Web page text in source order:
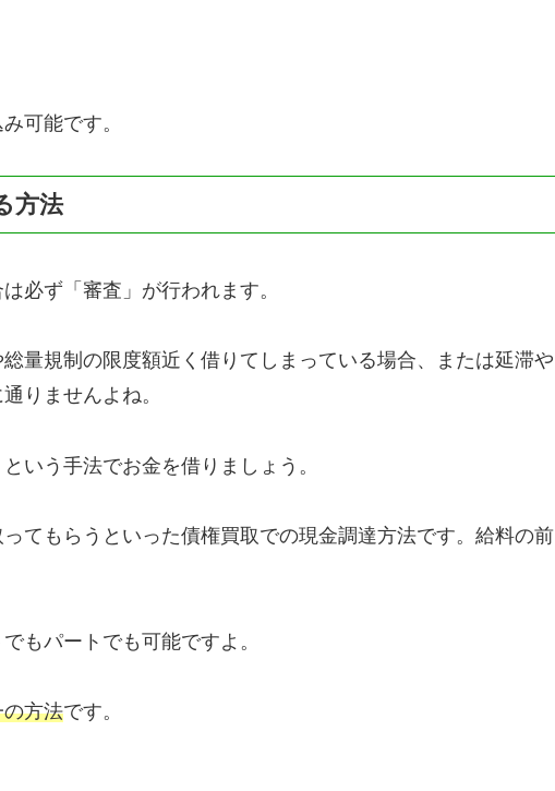
可能です。
方法
必ず「審査」が行われます。
量規制の限度額近く借りてしまっている場合、または延滞や
りませんよね。
いう手法でお金を借りましょう。
てもらうといった債権買取での現金調達方法です。給料の前
もパートでも可能ですよ。
方法です。